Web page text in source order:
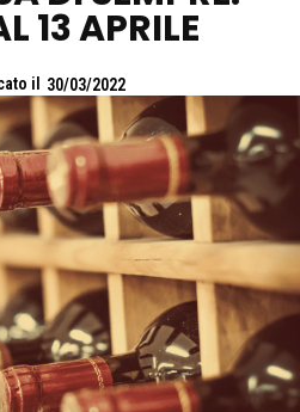
13 APRILE
il 30/03/2022